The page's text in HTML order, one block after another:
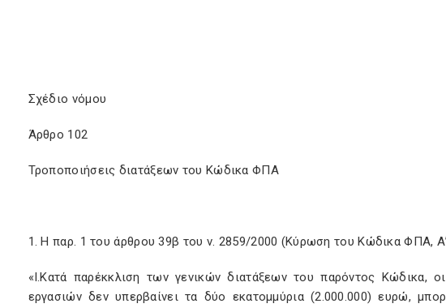
Σχέδιο νόμου
Άρθρο 102
Τροποποιήσεις διατάξεων του Κώδικα ΦΠΑ
1. Η παρ. 1 του άρθρου 39β του ν. 2859/2000 (Κύρωση του Κώδικα ΦΠΑ, Α’
«Ι.Κατά παρέκκλιση των γενικών διατάξεων του παρόντος Κώδικα,
εργασιών δεν υπερβαίνει τα δύο εκατομμύρια (2.000.000) ευρώ,